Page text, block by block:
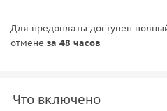
Для предоплаты доступен
отмене за 48 часов
Что включено